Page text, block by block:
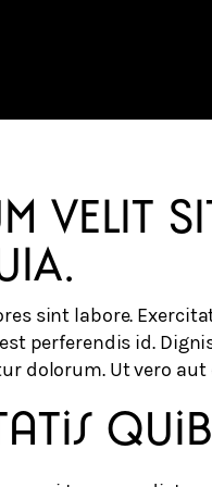
VELIT
sint labore.
perferendis id.
dolorum. Ut vero